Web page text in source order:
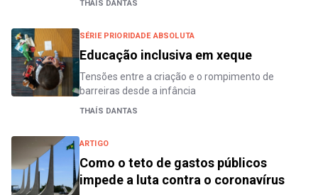
THAÍS DANTAS
SÉRIE PRIORIDADE ABSOLUTA
Educação inclusiva em xeque
Tensões entre a criação e o rompimento de
barreiras desde a infância
THAÍS DANTAS
ARTIGO
Como o teto de gastos públicos
impede a luta contra o coronavírus